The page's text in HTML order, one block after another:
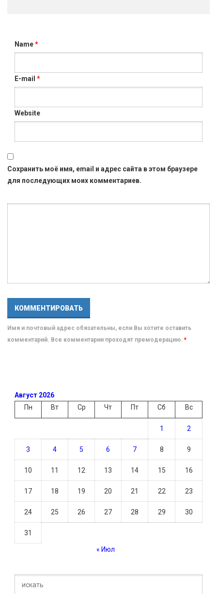
Name*
E-mail *
Website
Сохранить моё имя, email и адрес сайта в этом браузере
для последующих моих комментариев.
Имя и почтовый адрес обязательны, если Вы хотите оставить
комментарий. Все комментарии проходят премодерацию. *
Август 2026
Пн
Вт Ср Чт Пт Сб Вс
1 2
3 4 5 6 7 8 9
10 11 12 13 14 15 16
17 18 19 20 21 22 23
24 25 26 27 28 29 30
31
« Июл